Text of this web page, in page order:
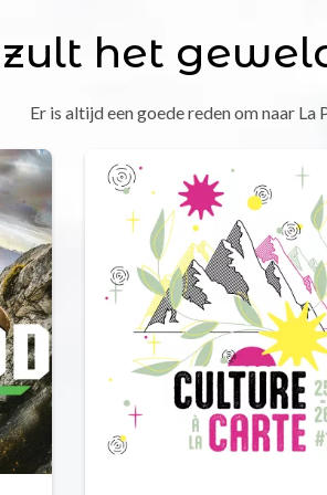
het
Er is altijd een goede reden om naar